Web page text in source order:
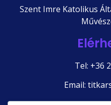
Szent Imre Katolikus
Tel: +36
Email: